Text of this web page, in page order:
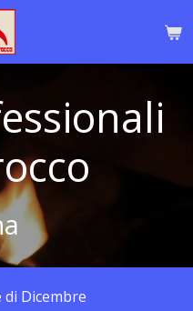
Dicembre